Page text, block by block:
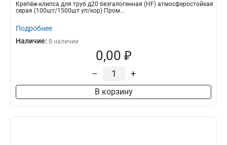
Крепёж-клипса для труб д20 безгалогенная (HF) атмосферостойкая
серая (100шт/1500шт уп/кор) Пром...
Подробнее
Наличие: В наличии
0,00 ₽
– +
В корзину